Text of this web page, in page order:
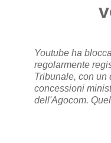
Youtube ha
regolarmente
Tribunale, con un
concessioni
dell'Agocom.